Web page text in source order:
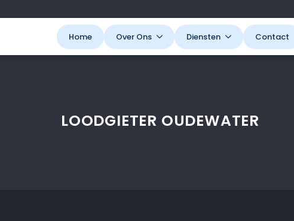
Home Over Ons Diensten Contact
LOODGIETER OUDEWATER